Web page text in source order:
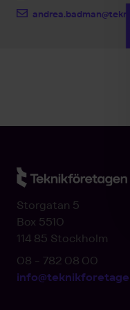
Storgatan 5
Box 5510
114 85 Stockholm
08 - 782 08 00